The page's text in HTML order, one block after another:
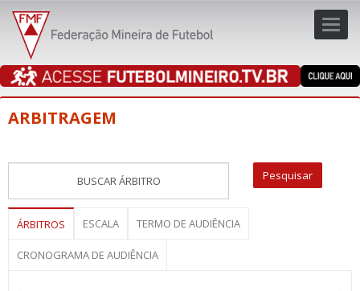
ARBITRAGEM
ÁRBITROS ESCALA TERMO DE AUDIÊNCIA
CRONOGRAMA DE AUDIÊNCIA